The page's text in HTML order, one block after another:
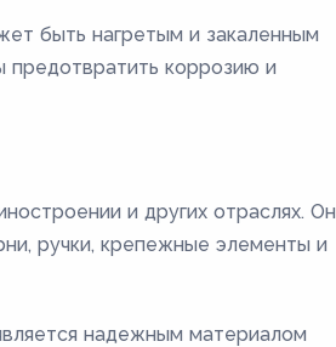
быть нагретым и закаленным
предотвратить коррозию и
и других отраслях. Он
ручки, крепежные элементы и
надежным материалом